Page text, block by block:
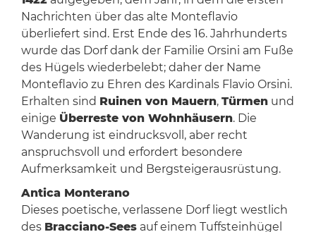
Nachrichten über das alte Monteflavio
überliefert sind. Erst Ende des 16. Jahrhunderts
wurde das Dorf dank der Familie Orsini am Fuße
des Hügels wiederbelebt; daher der Name
Monteflavio zu Ehren des Kardinals Flavio Orsini.
Erhalten sind Ruinen von Mauern, Türmenund
einige Überreste von Wohnhäusern. Die
Wanderung ist eindrucksvoll, aber recht
anspruchsvoll und erfordert besondere
Aufmerksamkeit und Bergsteigerausrüstung.
Antica Monterano
Dieses poetische, verlassene Dorf liegt westlich
des Bracciano-Seesauf einem Tuffsteinhügel